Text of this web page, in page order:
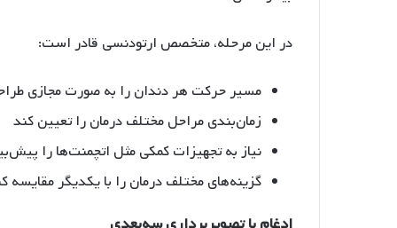
در این مرحله، متخصص ارتودنسی قادر است:
مسیر حرکت هر دندان را به صورت مجازی
زمان‌بندی مراحل مختلف درمان را تعیین کند
نیاز به تجهیزات کمکی مثل اتچمنت‌ها را
گزینه‌های مختلف درمان را با یکدیگر مقایسه